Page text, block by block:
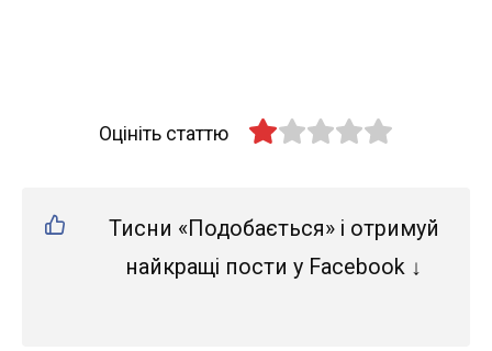
Оцініть статтю
Тисни «Подобається» і отримуй
найкращі пости у Facebook ↓